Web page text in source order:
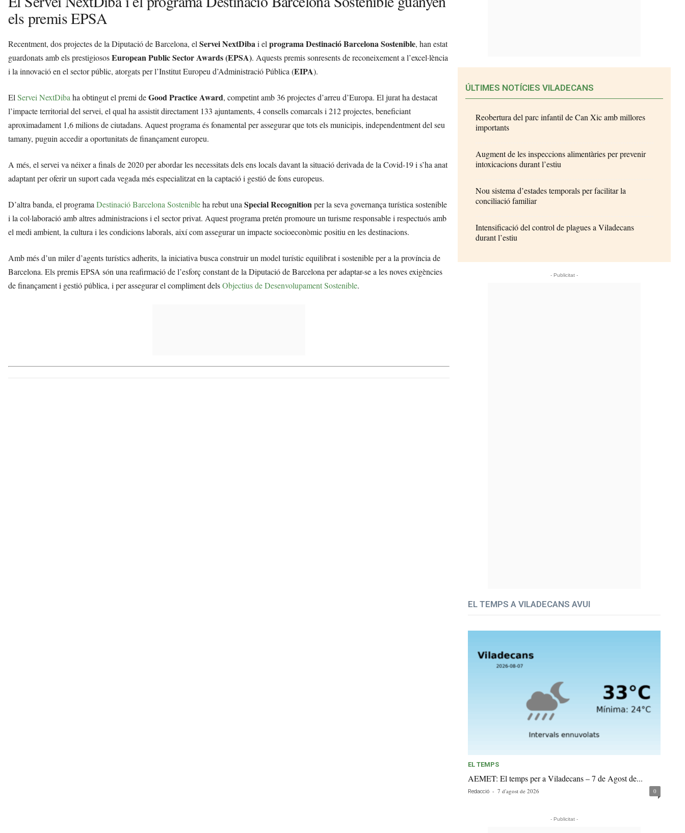
els premis EPSA
Recentment, dos projectes de la Diputació de Barcelona, elServei NextDibai elprograma Destinació Barcelona Sostenible, han estat
guardonats amb els prestigiososEuropean Public Sector Awards (EPSA). Aquests premis sonresents de reconeixement a l’excel·lència
i la innovació en el sector públic, atorgats per l’Institut Europeu d’Administració Pública (EIPA).
ElServei NextDibaha obtingut el premi deGood Practice Award, competint amb 36 projectes d’arreu d’Europa. El jurat ha destacat
l’impacte territorial del servei, el qual ha assistit directament 133 ajuntaments, 4 consells comarcals i 212 projectes, beneficiant
aproximadament 1,6 milions de ciutadans. Aquest programa és fonamental per assegurar que tots els municipis, independentment del seu
tamany, puguin accedir a oportunitats de finançament europeu.
A més, el servei va néixer a finals de 2020 per abordar les necessitats dels ens locals davant la situació derivada de la Covid-19 i s’ha anat
adaptant per oferir un suport cada vegada més especialitzat en la captació i gestió de fons europeus.
D’altra banda, el programaDestinació Barcelona Sostenibleha rebut unaSpecial Recognitionper la seva governança turística sostenible
i la col·laboració amb altres administracions i el sector privat. Aquest programa pretén promoure un turisme responsable i respectuós amb
el medi ambient, la cultura i les condicions laborals, així com assegurar un impacte socioeconòmic positiu en les destinacions.
Amb més d’un miler d’agents turístics adherits, la iniciativa busca construir un model turístic equilibrat i sostenible per a la província de
Barcelona. Els premis EPSA són una reafirmació de l’esforç constant de la Diputació de Barcelona per adaptar-se a les noves exigències
de finançament i gestió pública, i per assegurar el compliment delsObjectius de Desenvolupament Sostenible.
ÚLTIMES NOTÍCIES VILADECANS
Reobertura del parc infantil de Can Xic amb millores
importants
Augment de les inspeccions alimentàries per prevenir
intoxicacions durant l’estiu
Nou sistema d’estades temporals per facilitar la
conciliació familiar
Intensificació del control de plagues a Viladecans
durant l’estiu
- Publicitat -
EL TEMPS A VILADECANS AVUI
EL TEMPS
AEMET: El temps per a Viladecans – 7 de Agost de...
Redacció - 7 d'agost de 2026 0
- Publicitat -